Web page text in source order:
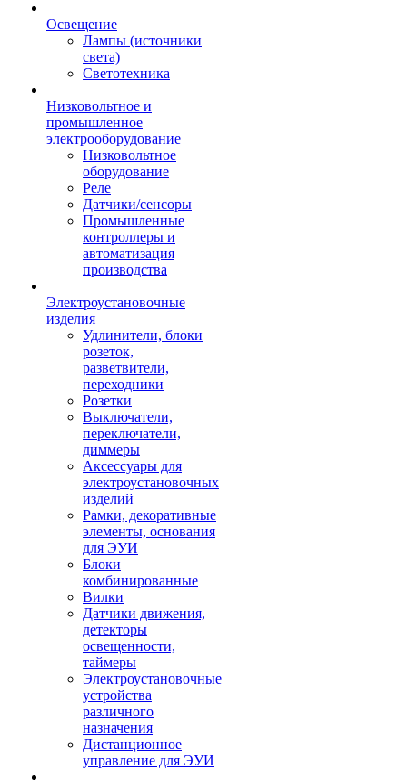
Освещение
Лампы (источники
света)
Светотехника
Низковольтное и
промышленное
электрооборудование
Низковольтное
оборудование
Реле
Датчики/сенсоры
Промышленные
контроллеры и
автоматизация
производства
Электроустановочные
изделия
Удлинители, блоки
розеток,
разветвители,
переходники
Розетки
Выключатели,
переключатели,
диммеры
Аксессуары для
электроустановочных
изделий
Рамки, декоративные
элементы, основания
для ЭУИ
Блоки
комбинированные
Вилки
Датчики движения,
детекторы
освещенности,
таймеры
Электроустановочные
устройства
различного
назначения
Дистанционное
управление для ЭУИ